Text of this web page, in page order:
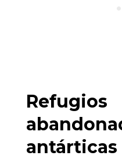
Refugios
antárticas